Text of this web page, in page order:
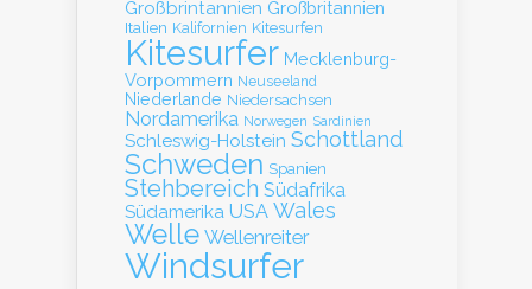
Großbrintannien Großbritannien
Italien Kalifornien Kitesurfen
Kitesurfer Mecklenburg-
Vorpommern Neuseeland
Niederlande Niedersachsen
Nordamerika Norwegen Sardinien
Schleswig-Holstein Schottland
Schweden Spanien
Stehbereich Südafrika
Südamerika USA Wales
Welle Wellenreiter
Windsurfer